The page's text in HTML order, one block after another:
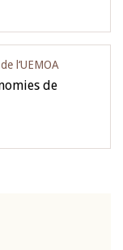
l‘UEMOA
de